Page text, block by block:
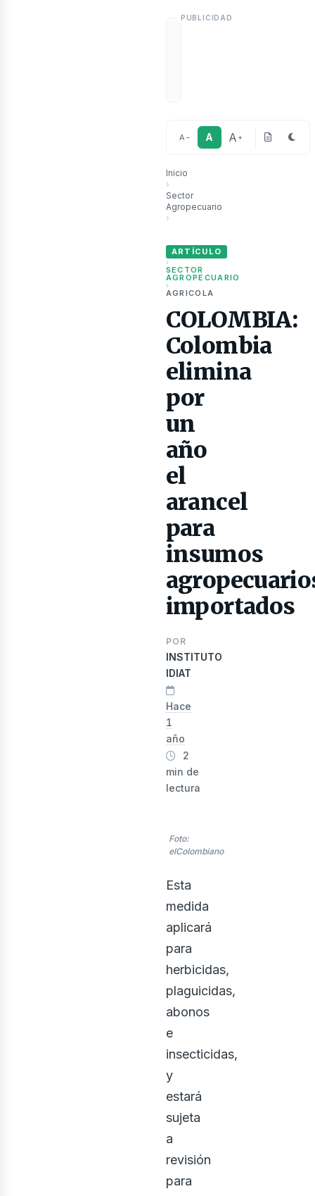
A − A A +
Inicio
›
Sector
Agropecuario
›
ARTÍCULO
›
SECTOR
AGROPECUARIO
›
AGRICOLA
COLOMBIA:
Colombia
elimina
por
un
año
el
arancel
para
insumos
importados
POR
INSTITUTO
IDIAT
Hace
1
año
2
min de
lectura
Foto:
elColombiano
Esta
medida
aplicará
para
herbicidas,
plaguicidas,
abonos
e
insecticidas,
y
estará
sujeta
a
revisión
para